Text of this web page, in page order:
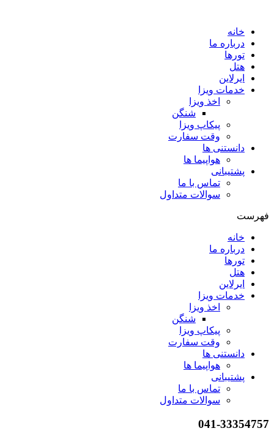
contentخانه
درباره ما
تورها
هتل
ایرلاین
خدمات ویزا
اخذ ویزا
شنگن
پیکاپ ویزا
وقت سفارت
دانستنی ها
هواپیما ها
پشتیبانی
تماس با ما
سوالات متداول
فهرست
خانه
درباره ما
تورها
هتل
ایرلاین
خدمات ویزا
اخذ ویزا
شنگن
پیکاپ ویزا
وقت سفارت
دانستنی ها
هواپیما ها
پشتیبانی
تماس با ما
سوالات متداول
041-33354757